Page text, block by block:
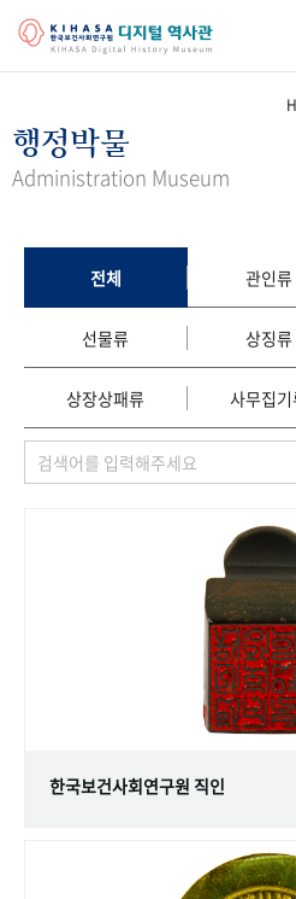
걸어온 길 기관 변천사
정책과 연구 키워드로 보는 연구 역
간행물 변천사
기록물 아카이브
사진 아카이브 문서 기록물 행
숫자로 보는 50년
행정박물
Administration Museum
전체 관인류
선물류 상징류
상장상패류 사무집기
한국보건사회연구원 직인